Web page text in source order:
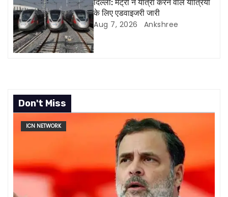
o
n
दिल्ली: मेट्रो ने यात्रा करने वाले यात्रियों
के लिए एडवाइजरी जारी
Aug 7, 2026 Ankshree
Don't Miss
ICN NETWORK